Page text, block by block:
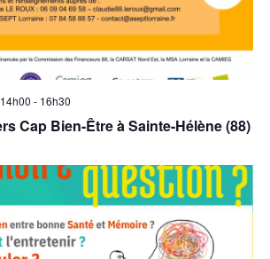
Cap Bien-Être à Sainte-Hélène (88)
- 16h30